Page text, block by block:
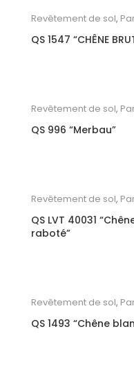
Revêtement de sol,
QS 1547 “CHÊNE
Revêtement de sol,
QS 996 “Merbau”
Revêtement de sol,
QS LVT 40031
raboté”
Revêtement de sol,
QS 1493 “Chêne